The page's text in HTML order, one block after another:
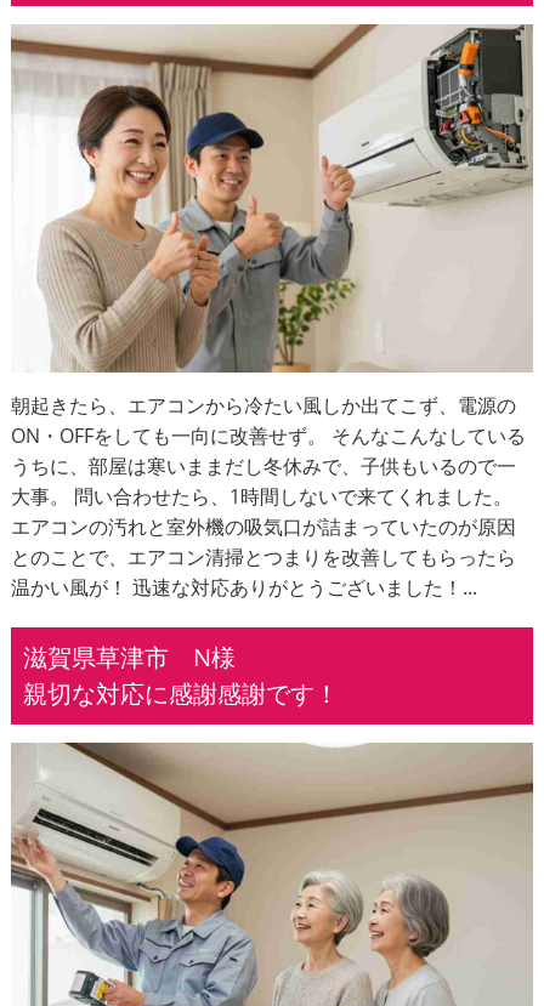
朝起きたら、エアコンから冷たい風しか出てこず、電源の
ON・OFFをしても一向に改善せず。 そんなこんなしている
うちに、部屋は寒いままだし冬休みで、子供もいるので一
大事。 問い合わせたら、1時間しないで来てくれました。
エアコンの汚れと室外機の吸気口が詰まっていたのが原因
とのことで、エアコン清掃とつまりを改善してもらったら
温かい風が！ 迅速な対応ありがとうございました！...
滋賀県草津市 N様
親切な対応に感謝感謝です！